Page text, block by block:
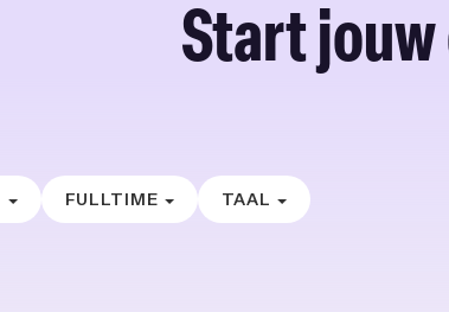
Start
FULLTIME TAAL